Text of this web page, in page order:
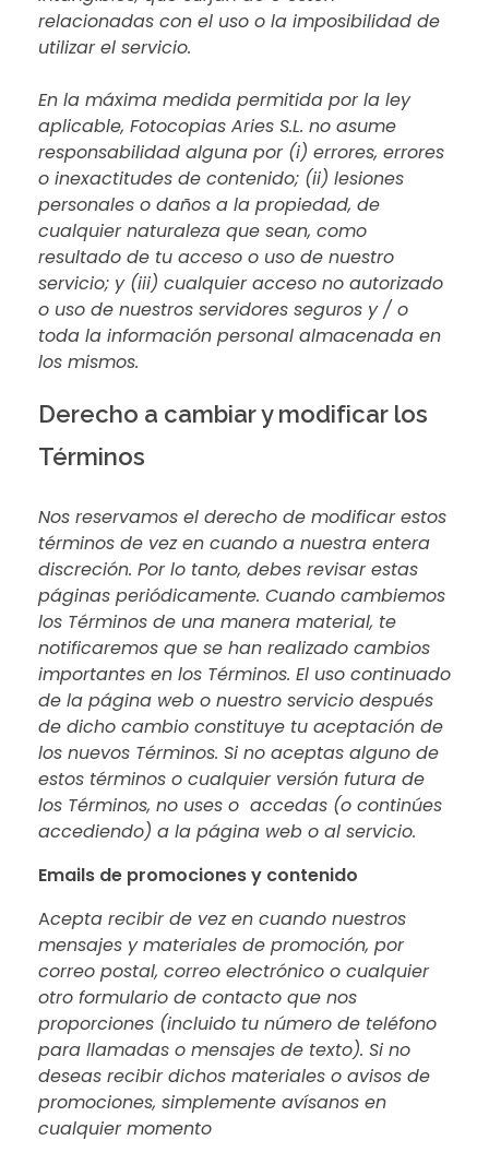
relacionadas con el uso o la imposibilidad de
utilizar el servicio.
En la máxima medida permitida por la ley
aplicable, Fotocopias Aries S.L. no asume
responsabilidad alguna por (i) errores, errores
o inexactitudes de contenido; (ii) lesiones
personales o daños a la propiedad, de
cualquier naturaleza que sean, como
resultado de tu acceso o uso de nuestro
servicio; y (iii) cualquier acceso no autorizado
o uso de nuestros servidores seguros y / o
toda la información personal almacenada en
los mismos.
Derecho a cambiar y modificar los
Términos
Nos reservamos el derecho de modificar estos
términos de vez en cuando a nuestra entera
discreción. Por lo tanto, debes revisar estas
páginas periódicamente. Cuando cambiemos
los Términos de una manera material, te
notificaremos que se han realizado cambios
importantes en los Términos. El uso continuado
de la página web o nuestro servicio después
de dicho cambio constituye tu aceptación de
los nuevos Términos. Si no aceptas alguno de
estos términos o cualquier versión futura de
los Términos, no uses o accedas (o continúes
accediendo) a la página web o al servicio.
Emails de promociones y contenido
Acepta recibir de vez en cuando nuestros
mensajes y materiales de promoción, por
correo postal, correo electrónico o cualquier
otro formulario de contacto que nos
proporciones (incluido tu número de teléfono
para llamadas o mensajes de texto). Si no
deseas recibir dichos materiales o avisos de
promociones, simplemente avísanos en
cualquier momento